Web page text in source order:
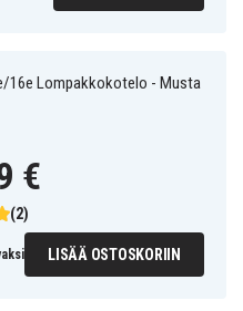
16e Lompakkokotelo - Musta
(2)
€
LISÄÄ OSTOSKORIIN